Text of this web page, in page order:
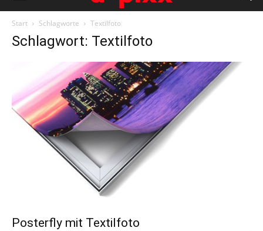
Start Schlagworte Textilfoto
Schlagwort: Textilfoto
Posterfly mit Textilfoto